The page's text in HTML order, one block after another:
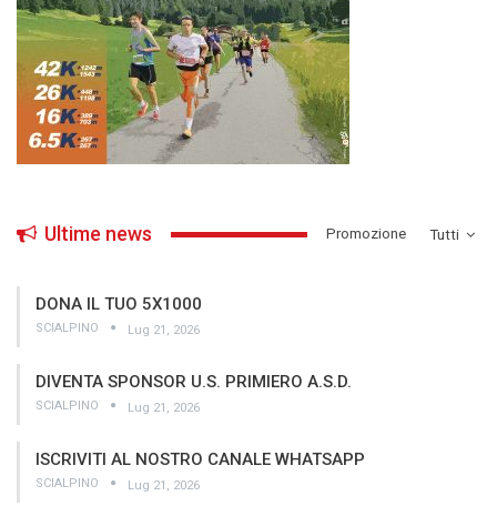
Tutti
Ultime news ­Promozione
DONA IL TUO 5X1000
SCIALPINO Lug 21, 2026
DIVENTA SPONSOR U.S. PRIMIERO A.S.D.
SCIALPINO Lug 21, 2026
ISCRIVITI AL NOSTRO CANALE WHATSAPP
SCIALPINO Lug 21, 2026